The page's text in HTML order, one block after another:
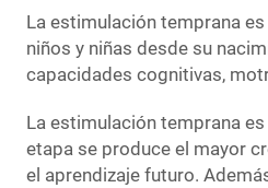
La estimulación temprana
niños y niñas desde su
capacidades cognitivas,
La estimulación temprana
etapa se produce el mayor
el aprendizaje futuro.